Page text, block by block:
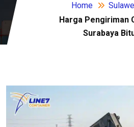
Home
Harga Pengiriman
Surabaya